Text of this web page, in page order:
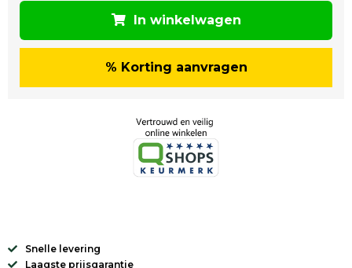
In winkelwagen
% Korting aanvragen
Snelle levering
Laagste prijsgarantie